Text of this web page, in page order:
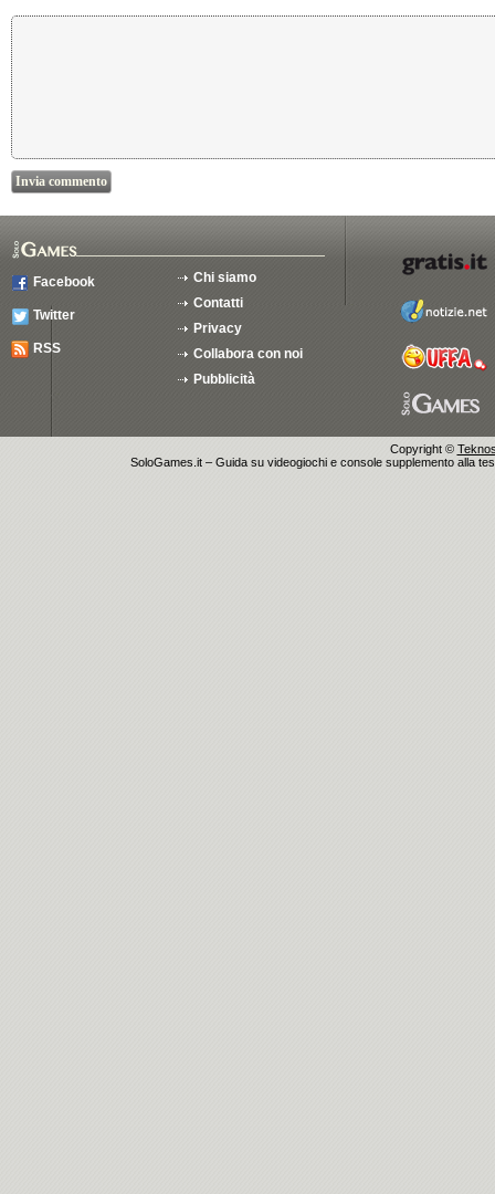
Facebook
Twitter
RSS
Chi siamo
Contatti
Privacy
Collabora con noi
Pubblicità
Copyright ©
SoloGames.it – Guida su videogiochi e console supplemento alla